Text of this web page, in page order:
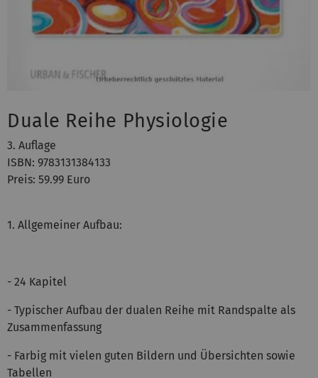
Duale Reihe Physiologie
3. Auflage
ISBN: 9783131384133
Preis: 59.99 Euro
1. Allgemeiner Aufbau:
- 24 Kapitel
- Typischer Aufbau der dualen Reihe mit Randspalte als
Zusammenfassung
- Farbig mit vielen guten Bildern und Übersichten sowie
Tabellen